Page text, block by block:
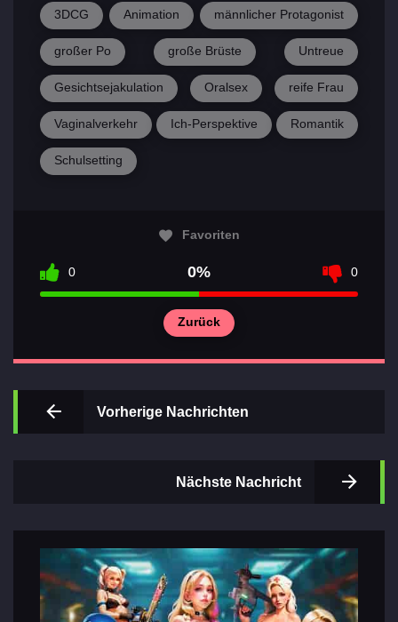
der Spiele
3DCG
Animation männlicher Protagonist
großer Po große Brüste Untreue
Gesichtsejakulation Oralsex reife Frau
Vaginalverkehr Ich-Perspektive Romantik
Schulsetting
Favoriten
0 0% 0
Zurück
Vorherige Nachrichten
Nächste Nachricht